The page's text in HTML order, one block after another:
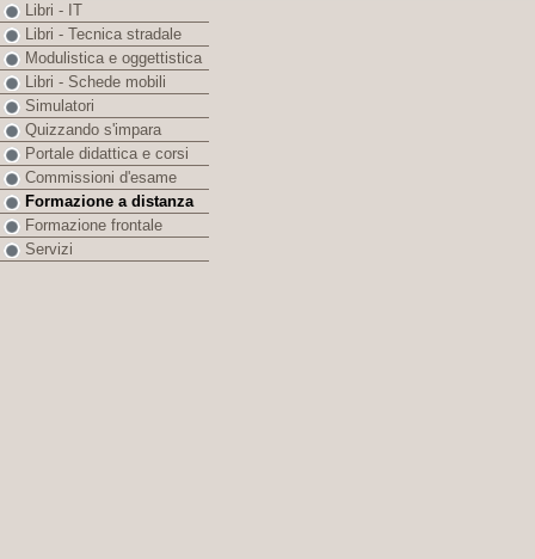
Libri - IT
Libri - Tecnica stradale
Modulistica e oggettistica
Libri - Schede mobili
Simulatori
Quizzando s'impara
Portale didattica e corsi
Commissioni d'esame
Formazione a distanza
Formazione frontale
Servizi